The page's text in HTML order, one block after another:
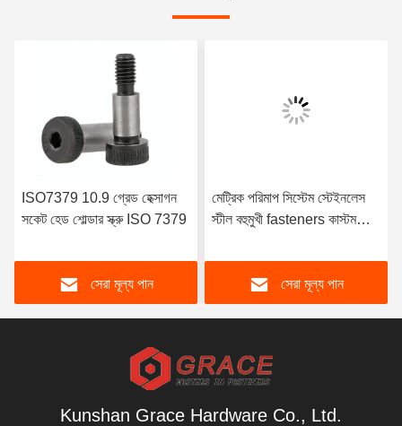
ISO7379 10.9 গ্রেড হেক্সাগন
সকেট হেড শোল্ডার স্ক্রু ISO 7379
সেরা মূল্য পান
মেট্রিক পরিমাপ সিস্টেম স্টেইনলেস
স্টীল বহুমুখী fasteners কাস্টম
থেকে স্ক্রু
সেরা মূল্য পান
Kunshan Grace Hardware Co., Ltd.